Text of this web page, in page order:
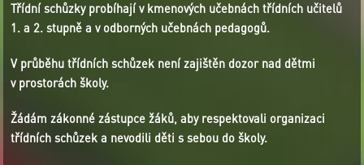
Třídní schůzky probíhají v kmenových učebnách třídních učitelů
1. a 2. stupně a v odborných učebnách pedagogů.
V průběhu třídních schůzek není zajištěn dozor nad dětmi
v prostorách školy.
Žádám zákonné zástupce žáků, aby respektovali organizaci
třídních schůzek a nevodili děti s sebou do školy.